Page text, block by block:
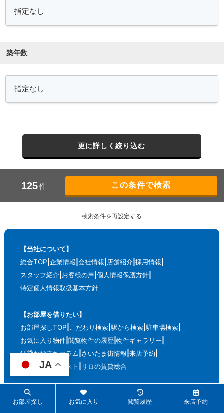
築年数
更に詳しく絞り込む
125件
検索条件を再設定する
【当社について】
総合TOP 企業情報 会社情報 店舗紹介 採用情報
スタッフ紹介 お客様の声 個人情報保護方針
特定個人情報取扱基本方針
【お部屋を借りたい】
お部屋探しTOP こだわり検索 駅から検索 駐車場検索
お気に入り物件 閲覧物件の履歴 物件ギャラリー
賃貸お役立ちコラム さいたま街情報 来店予約
賃貸物件リクエスト
リロの賃貸総合
【不動産売買】
購入物件を探す
不動産売却 不動産相続のご相談
お部屋探し お気に入り 閲覧履歴 来店予約
JA